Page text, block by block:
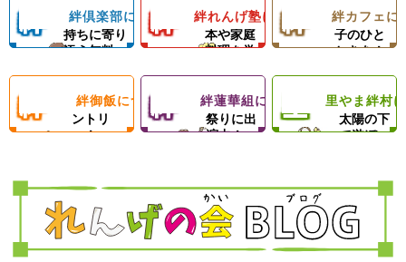
絆
倶
楽
子どもの気
持ちに寄り
添う無料
絆倶楽部について
絆
れ
ん
塾
料理の基
本や家庭
料理を学
絆れんげ塾について
絆
カ
フ
楽しい親
子のひと
ときを！
絆カフェに
絆
飯
フードパ
ントリ
ー！
っぱいの手作り
ご飯＆食材配布
絆御飯について絆
華
組
地域のお
祭りに出
演中！
と食材配布でお
母さんをサポー
絆蓮華組について
里
ま
絆
思いきり
太陽の下
で遊ぼ
動を通じて子ど
もたちの心の成
里やま絆村